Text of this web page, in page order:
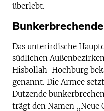
überlebt.
Das unterirdische
südlichen
Hisbollah-Hochburg
genannt. Die Armee
Dutzende
trägt den Namen „Neue